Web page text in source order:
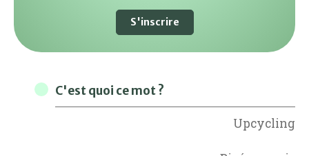
S'inscrire
C'est quoi ce mot ?
Upcycling